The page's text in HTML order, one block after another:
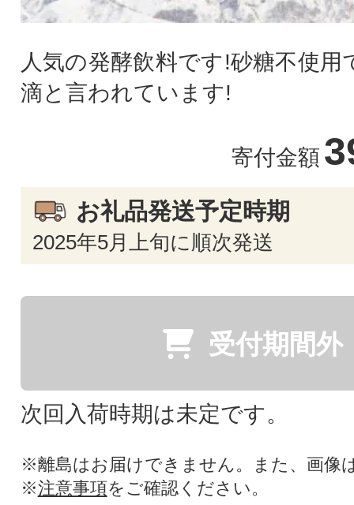
人気の発酵飲料です!砂糖不使用
滴と言われています!
寄付金額
お礼品発送予定時期
2025年5月上旬に順次発送
受付期間外
次回入荷時期は未定です。
※離島はお届けできません。また、画像
※注意事項をご確認ください。